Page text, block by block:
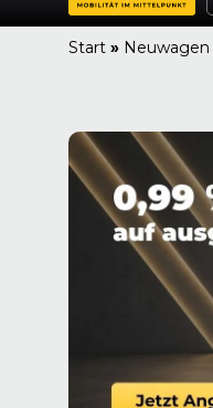
Start » Neuwagen